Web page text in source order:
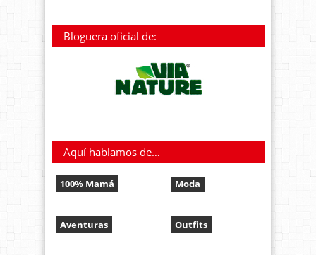
Bloguera oficial de:
Aquí hablamos de…
100% Mamá
Aventuras
Moda
Outfits